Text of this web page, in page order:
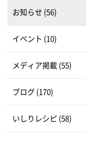
お知らせ (56)
イベント (10)
メディア掲載 (55)
ブログ (170)
いしりレシピ (58)